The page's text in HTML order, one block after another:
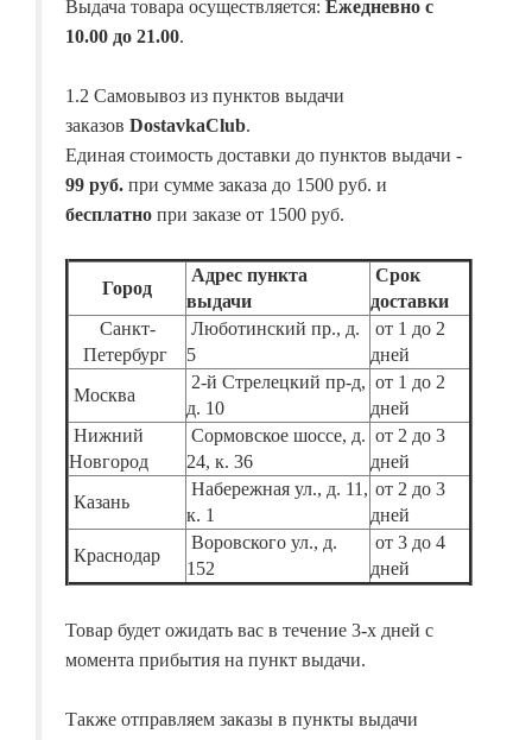
Выдача товара осуществляется: Ежедневно с
10.00 до 21.00.
1.2 Самовывоз из пунктов выдачи
заказов DostavkaClub.
Единая стоимость доставки до пунктов выдачи -
99 руб. при сумме заказа до 1500 руб. и
бесплатно при заказе от 1500 руб.
Город
Адрес пункта
выдачи
Срок
доставки
Санкт-
Петербург
Люботинский пр., д.
5
от 1 до 2
дней
Москва
2-й Стрелецкий пр-д,
д. 10
от 1 до 2
дней
Нижний
Новгород
Сормовское шоссе, д.
24, к. 36
от 2 до 3
дней
Казань
Набережная ул., д. 11,
к. 1
от 2 до 3
дней
Краснодар
Воровского ул., д.
152
от 3 до 4
дней
Товар будет ожидать вас в течение 3-х дней с
момента прибытия на пункт выдачи.
Также отправляем заказы в пункты выдачи